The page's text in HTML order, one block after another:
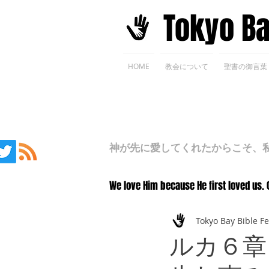
​Tokyo
HOME 教会について 聖書の御言葉
神が先に愛してくれたからこそ、
We love Him because He first loved us.
ルカ６
Tokyo Bay Bible